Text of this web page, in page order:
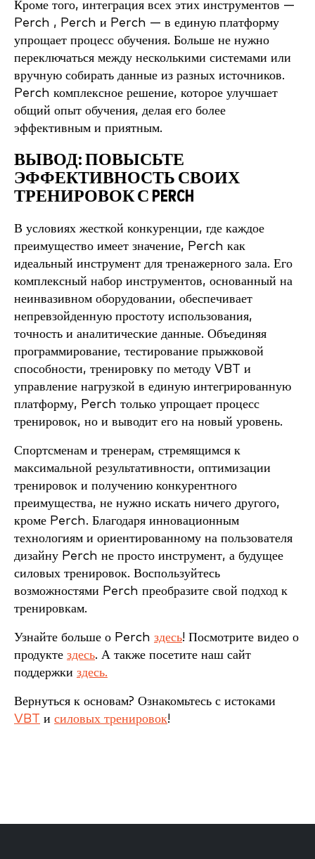
Кроме того, интеграция всех этих инструментов —
Perch , Perch и Perch — в единую платформу
упрощает процесс обучения. Больше не нужно
переключаться между несколькими системами или
вручную собирать данные из разных источников.
Perch комплексное решение, которое улучшает
общий опыт обучения, делая его более
эффективным и приятным.
ВЫВОД: ПОВЫСЬТЕ
ЭФФЕКТИВНОСТЬ СВОИХ
ТРЕНИРОВОК С PERCH
В условиях жесткой конкуренции, где каждое
преимущество имеет значение, Perch как
идеальный инструмент для тренажерного зала. Его
комплексный набор инструментов, основанный на
неинвазивном оборудовании, обеспечивает
непревзойденную простоту использования,
точность и аналитические данные. Объединяя
программирование, тестирование прыжковой
способности, тренировку по методу VBT и
управление нагрузкой в единую интегрированную
платформу, Perch только упрощает процесс
тренировок, но и выводит его на новый уровень.
Спортсменам и тренерам, стремящимся к
максимальной результативности, оптимизации
тренировок и получению конкурентного
преимущества, не нужно искать ничего другого,
кроме Perch. Благодаря инновационным
технологиям и ориентированному на пользователя
дизайну Perch не просто инструмент, а будущее
силовых тренировок. Воспользуйтесь
возможностями Perch преобразите свой подход к
тренировкам.
Узнайте больше о Perch здесь! Посмотрите видео о
продукте здесь. А также посетите наш сайт
поддержки здесь.
Вернуться к основам? Ознакомьтесь с истоками
VBT и силовых тренировок!